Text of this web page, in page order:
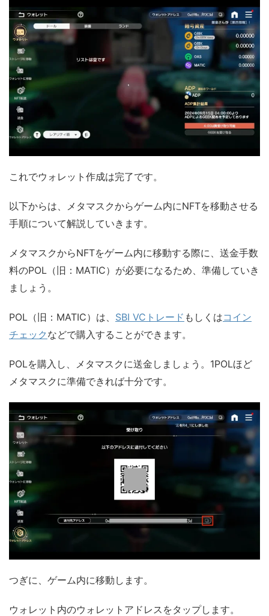
これでウォレット作成は完了です。
以下からは、メタマスクからゲーム内にNFTを移動させる
手順について解説していきます。
メタマスクからNFTをゲーム内に移動する際に、送金手数
料のPOL（旧：MATIC）が必要になるため、準備していき
ましょう。
POL（旧：MATIC）は、 SBI VCトレード もしくはコイン
チェック などで購入することができます。
POLを購入し、メタマスクに送金しましょう。1POLほど
メタマスクに準備できれば十分です。
つぎに、ゲーム内に移動します。
ウォレット内のウォレットアドレスをタップします。